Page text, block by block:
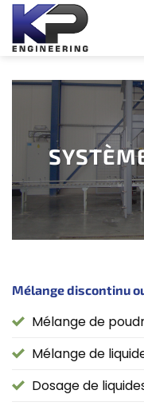
Passer
au
contenu
Mélange discontinu
Mélange de
Mélange de
Dosage de